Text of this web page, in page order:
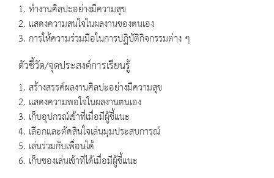
1. ทำงานศิลปะอย่างมีความสุข
2. แสดงความสนใจในผลงานของตนเอง
3. การให้ความร่วมมือในการปฏิบัติกิจกรรมต่าง ๆ
ตัวชี้วัด/จุดประสงค์การเรียนรู้
1. สร้างสรรค์ผลงานศิลปะอย่างมีความสุข
2. แสดงความพอใจในผลงานตนเอง
3. เก็บอุปกรณ์เข้าที่เมื่อมีผู้ชี้แนะ
4. เลือกและตัดสินใจเล่นมุมประสบการณ์
5. เล่นร่วมกับเพื่อนได้
6. เก็บของเล่นเข้าที่ได้เมื่อมีผู้ชี้แนะ